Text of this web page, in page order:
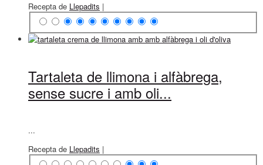
Recepta de Llepadits |
Tartaleta de llimona i alfàbrega,
sense sucre i amb oli...
...
Recepta de Llepadits |